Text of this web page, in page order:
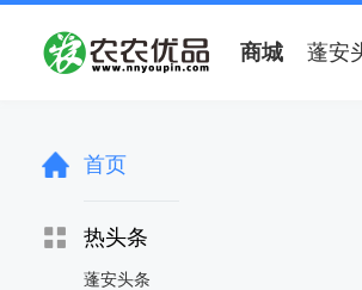
商城 蓬安
首页
热头条
蓬安头条